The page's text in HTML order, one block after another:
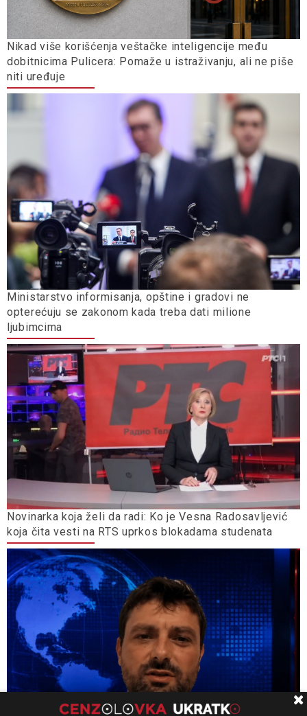
Nikad više korišćenja veštačke inteligencije među
dobitnicima Pulicera: Pomaže u istraživanju, ali ne piše
niti uređuje
Ministarstvo informisanja, opštine i gradovi ne
opterećuju se zakonom kada treba dati milione
ljubimcima
Novinarka koja želi da radi: Ko je Vesna Radosavljević
koja čita vesti na RTS uprkos blokadama studenata